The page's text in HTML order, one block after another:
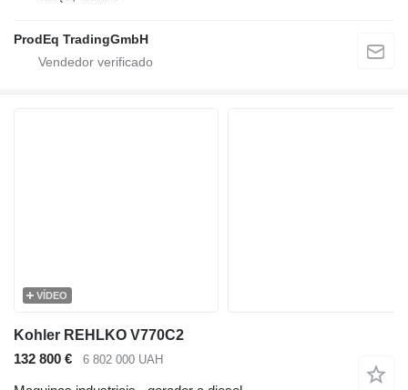
ProdEq TradingGmbH
VÍDEO
Kohler REHLKO V770C2
132 800 €
6 802 000 UAH